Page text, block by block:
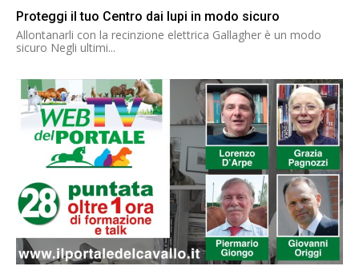
Proteggi il tuo Centro dai lupi in modo sicuro
Allontanarli con la recinzione elettrica Gallagher è un modo
sicuro Negli ultimi...